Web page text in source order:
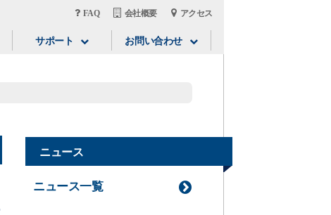
FAQ 会社概要 アクセス
サポート お問い合わせ
ニュース
ニュース一覧